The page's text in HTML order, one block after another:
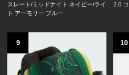
スレート/ミッドナイト ネイビー/ライ
ト アーモリー ブルー
2.0
9 10